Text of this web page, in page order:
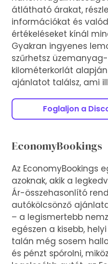
átlátható árakat,
információkat és
értékeléseket kínál
Gyakran ingyenes
szűrhetsz
kilométerkorlát
ajánlatot találsz, ami
Foglaljon a
EconomyBookings
Az EconomyBookings
azoknak, akik a
Ár-összehasonlító
autókölcsönző
– a legismertebb
egészen a kisebb,
talán még sosem
és pénzt spórolni,